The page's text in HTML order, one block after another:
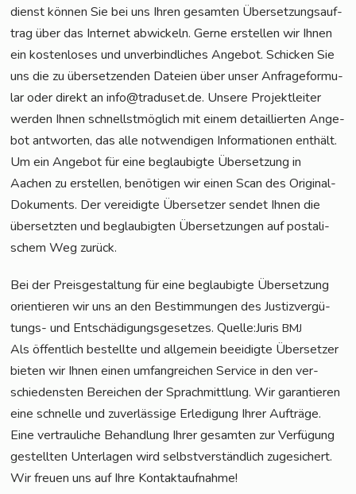
dienst kön­nen Sie bei uns Ihren gesam­ten Über­set­zungs­auf­
trag über das Inter­net abwi­ckeln. Ger­ne erstel­len wir Ihnen
ein kos­ten­lo­ses und unver­bind­li­ches Ange­bot. Schi­cken Sie
uns die zu über­set­zen­den Datei­en über unser Anfra­ge­for­mu­
lar oder direkt an info@traduset.de. Unse­re Pro­jekt­lei­ter
wer­den Ihnen schnellst­mög­lich mit einem detail­lier­ten Ange­
bot ant­wor­ten, das alle not­wen­di­gen Infor­ma­tio­nen ent­hält.
Um ein Ange­bot für eine beglau­big­te Über­set­zung in
Aachen zu erstel­len, benö­ti­gen wir einen Scan des Ori­gi­nal-
Doku­ments. Der ver­ei­dig­te Über­set­zer sen­det Ihnen die
über­setz­ten und beglau­big­ten Über­set­zun­gen auf pos­ta­li­
schem Weg zurück.
Bei der Preis­ge­stal­tung für eine beglau­big­te Über­set­zung
ori­en­tie­ren wir uns an den Bestim­mun­gen des Jus­tiz­ver­gü­
tungs- und Ent­schä­di­gungs­ge­set­zes. Quelle:JurisBMJ
Als öffent­lich bestell­te und all­ge­mein beei­dig­te Über­set­zer
bie­ten wir Ihnen einen umfang­rei­chen Ser­vice in den ver­
schie­dens­ten Berei­chen der Sprach­mitt­lung. Wir garan­tie­ren
eine schnel­le und zuver­läs­si­ge Erle­di­gung Ihrer Auf­trä­ge.
Eine ver­trau­li­che Behand­lung Ihrer gesam­ten zur Ver­fü­gung
gestell­ten Unter­la­gen wird selbst­ver­ständ­lich zuge­si­chert.
Wir freu­en uns auf Ihre Kontaktaufnahme!